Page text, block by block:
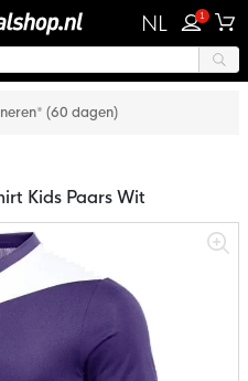
NL 1
(60 dagen)
Kids Paars Wit